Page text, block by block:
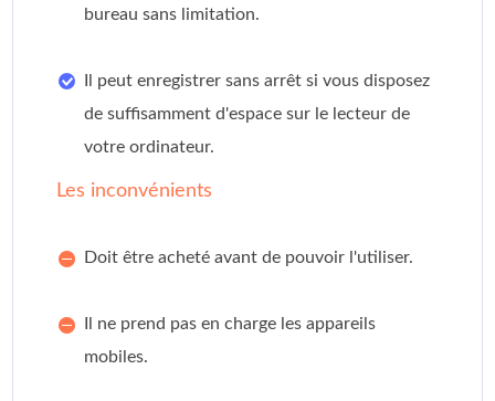
bureau sans limitation.
Il peut enregistrer sans arrêt si vous disposez
de suffisamment d'espace sur le lecteur de
votre ordinateur.
Les inconvénients
Doit être acheté avant de pouvoir l'utiliser.
Il ne prend pas en charge les appareils
mobiles.